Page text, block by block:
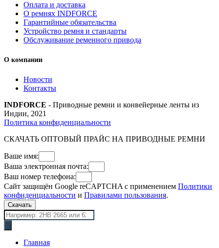
Оплата и доставка
О ремнях INDFORCE
Гарантийные обязательства
Устройство ремня и стандарты
Обслуживание ременного привода
О компании
Новости
Контакты
INDFORCE - Приводные ремни и конвейерные ленты из
Индии, 2021
Политика конфиденциальности
СКАЧАТЬ ОПТОВЫЙ ПРАЙС НА ПРИВОДНЫЕ РЕМНИ
Ваше имя:
Ваша электронная почта:
Ваш номер телефона:
Сайт защищён Google reCAPTCHA с применением Политики
конфиденциальности и Правилами пользования.
Скачать
Поиск
товаров
Главная